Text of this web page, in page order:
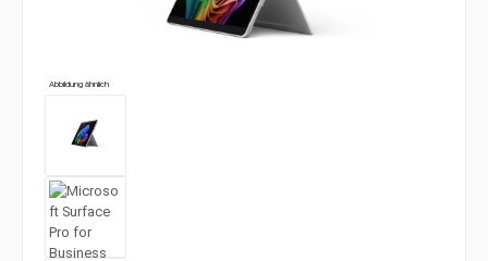
Abbildung ähnlich